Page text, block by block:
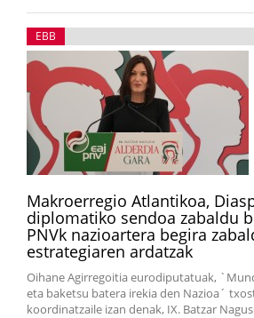
EBB
Makroerregio Atlantikoa,
diplomatiko sendoa zabaldu
PNVk nazioartera begira
estrategiaren ardatzak
Oihane Agirregoitia eurodiputatuak,
eta baketsu batera irekia den Nazioa´
koordinatzaile izan denak, IX. Batzar